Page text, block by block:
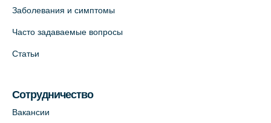
На карте
На карте
Заболевания и симптомы
Часто задаваемые вопросы
Статьи
Сотрудничество
Вакансии